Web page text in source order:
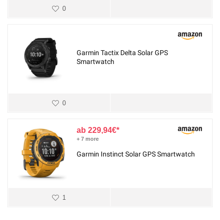
0
Garmin Tactix Delta Solar GPS
Smartwatch
0
229,94€
+ 7 more
Garmin Instinct Solar GPS Smartwatch
1